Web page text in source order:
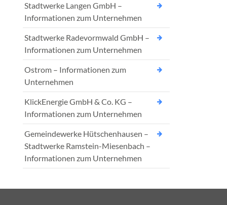
Stadtwerke Langen GmbH –
Informationen zum Unternehmen
Stadtwerke Radevormwald GmbH –
Informationen zum Unternehmen
Ostrom – Informationen zum
Unternehmen
KlickEnergie GmbH & Co. KG –
Informationen zum Unternehmen
Gemeindewerke Hütschenhausen –
Stadtwerke Ramstein-Miesenbach –
Informationen zum Unternehmen